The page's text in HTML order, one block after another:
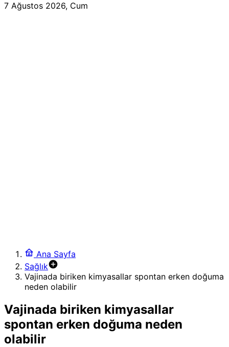
7 Ağustos 2026, Cum
Ana Sayfa
Sağlık
Vajinada biriken kimyasallar spontan erken doğuma
neden olabilir
Vajinada biriken kimyasallar
spontan erken doğuma neden
olabilir